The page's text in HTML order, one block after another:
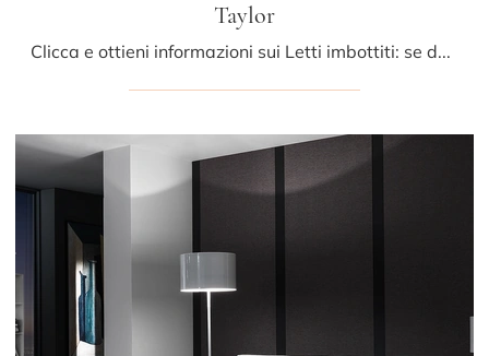
Taylor
Clicca e ottieni informazioni sui Letti imbottiti: se desideri modelli matrimoniali moderni, il modello Taylor Albani fa al caso tuo.